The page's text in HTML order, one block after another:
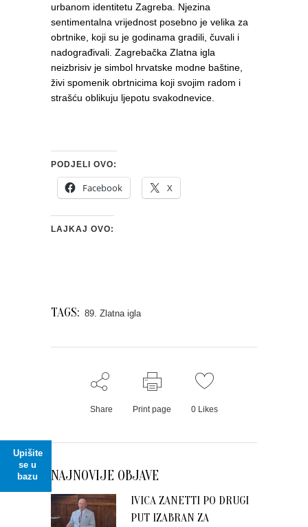
Upišite
se u
bazu
urbanom identitetu Zagreba. Njezina
sentimentalna vrijednost posebno je velika za
obrtnike, koji su je godinama gradili, čuvali i
nadograđivali. Zagrebačka Zlatna igla
neizbrisiv je simbol hrvatske modne baštine,
živi spomenik obrtnicima koji svojim radom i
strašću oblikuju ljepotu svakodnevice.
PODJELI OVO:
Facebook X
LAJKAJ OVO:
TAGS: 89. Zlatna igla
Share Print page 0 Likes
NAJNOVIJE OBJAVE
IVICA ZANETTI PO DRUGI
PUT IZABRAN ZA